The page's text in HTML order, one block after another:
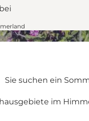
Sie suchen ein
im